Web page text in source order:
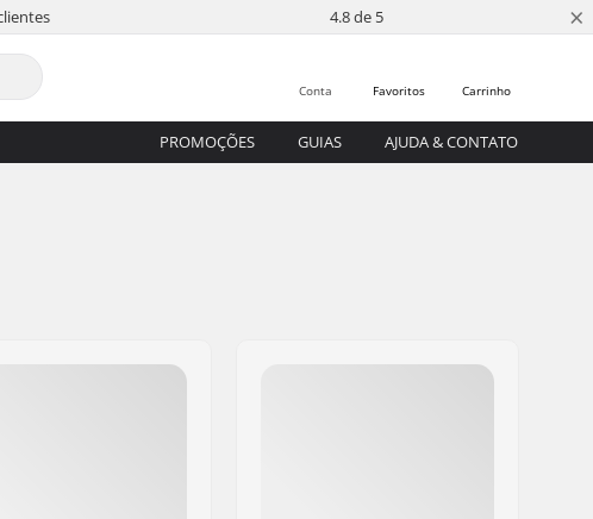
4.8 de 5 ×
Carrinho
Favoritos
Conta
PROMOÇÕES GUIAS AJUDA & CONTATO